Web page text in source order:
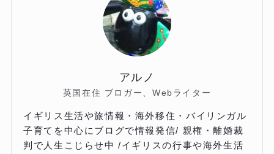
アルノ
英国在住 ブロガー、Webライター
イギリス生活や旅情報・海外移住・バイリンガル
子育てを中心にブログで情報発信/ 親権・離婚裁
判で人生こじらせ中 /イギリスの行事や海外生活